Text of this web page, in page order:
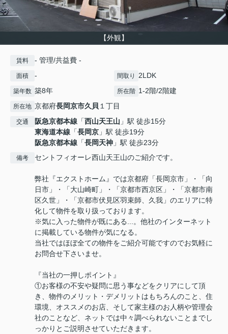
【外観】
賃料 - 管理/共益費 -
面積 - 間取り 2LDK
築年数 築8年 所在階 1-2階/2階建
所在地 京都府長岡京市久貝 １丁目
交通 阪急京都本線 「西山天王山 」駅 徒歩15分
東海道本線 「長岡京 」駅 徒歩19分
阪急京都本線 「長岡天神 」駅 徒歩23分
備考 セントフィオーレ西山天王山のご紹介です。
弊社『エクストホーム』では京都府「長岡京市」・「向
日市」・「大山崎町」・「京都市西京区」・「京都市南
区久世」・「京都市伏見区羽束師、久我」のエリアに特
化して物件を取り扱っております。
※気に入った物件が既にある...。他社のインターネット
に掲載している物件が気になる。
当社ではほぼ全ての物件をご紹介可能ですのでお気軽に
お問合せ下さいませ。
『当社の一押しポイント』
①お客様の不安や疑問に思う事などをクリアにして頂
き、物件のメリット・デメリットはもちろんのこと、住
環境、オススメのお店、そして家主様のお人柄や管理会
社のことなど、ネットでは中々調べられないことまでし
っかりとご説明させていただきます。